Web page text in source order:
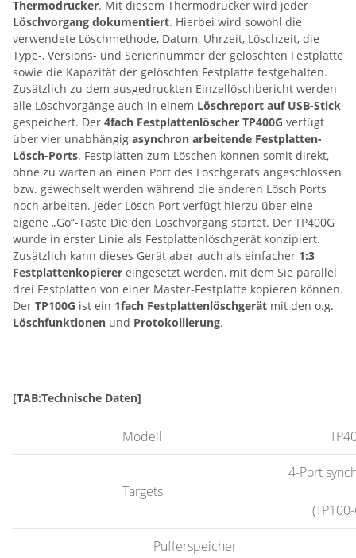
Thermodrucker. Mit diesem Thermodrucker wird jeder
Löschvorgang dokumentiert. Hierbei wird sowohl die
verwendete Löschmethode, Datum, Uhrzeit, Löschzeit, die
Type-, Versions- und Seriennummer der gelöschten Festplatte
sowie die Kapazität der gelöschten Festplatte festgehalten.
Zusätzlich zu dem ausgedruckten Einzellöschbericht werden
alle Löschvorgänge auch in einem Löschreport auf USB-Stick
gespeichert. Der 4fach Festplattenlöscher TP400G verfügt
über vier unabhängig asynchron arbeitende Festplatten-
Lösch-Ports. Festplatten zum Löschen können somit direkt,
ohne zu warten an einen Port des Löschgeräts angeschlossen
bzw. gewechselt werden während die anderen Lösch Ports
noch arbeiten. Jeder Lösch Port verfügt hierzu über eine
eigene „Go“-Taste Die den Löschvorgang startet. Der TP400G
wurde in erster Linie als Festplattenlöschgerät konzipiert.
Zusätzlich kann dieses Gerät aber auch als einfacher 1:3
Festplattenkopierer eingesetzt werden, mit dem Sie parallel
drei Festplatten von einer Master-Festplatte kopieren können.
Der TP100G ist ein 1fach Festplattenlöschgerät mit den o.g.
Löschfunktionen und Protokollierung.
[TAB:Technische Daten]
Modell
Targets
4-Port
Pufferspeicher